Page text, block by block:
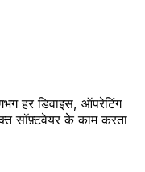
हर डिवाइस, ऑपरेटिंग
सॉफ़्टवेयर के काम करता